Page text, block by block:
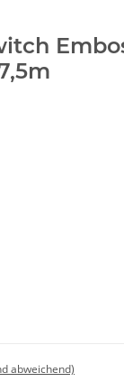
abweichend)